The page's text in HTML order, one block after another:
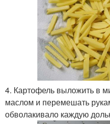
4. Картофель выложить в
маслом и перемешать
обволакивало каждую